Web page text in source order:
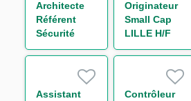
Architecte
Référent
Sécurité
Cloud H/F
Originateur
Small Cap
LILLE H/F
Assistant
Contrôleur